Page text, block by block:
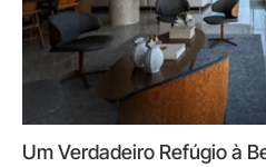
Um Verdadeiro Refúgio à